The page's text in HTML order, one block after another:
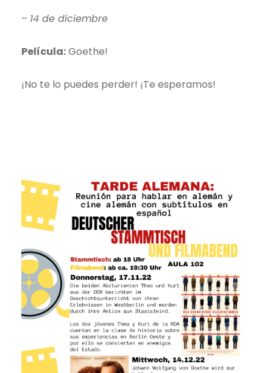
– 14 de diciembre
Película:Goethe!
¡No te lo puedes perder! ¡Te esperamos!